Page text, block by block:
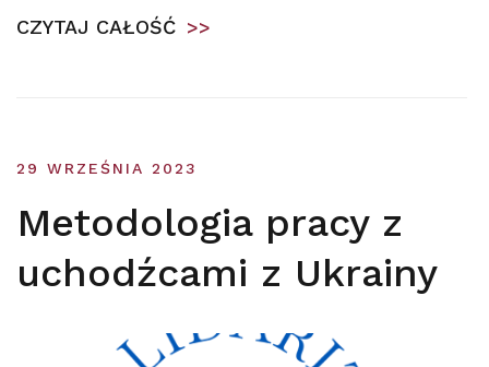
CZYTAJ CAŁOŚĆ >>
29 WRZEŚNIA 2023
Metodologia pracy z
uchodźcami z Ukrainy